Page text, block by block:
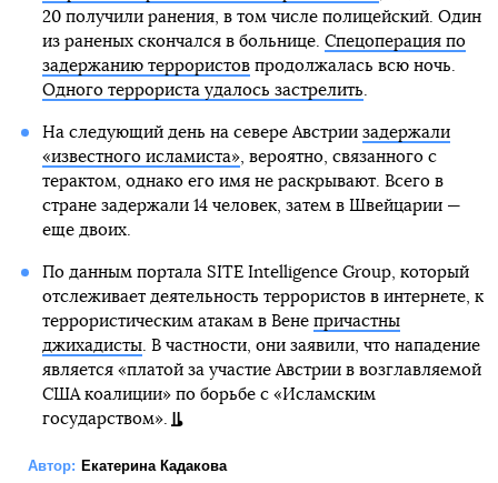
20 получили ранения, в том числе полицейский. Один
из раненых скончался в больнице. Спецоперация по
задержанию террористовпродолжалась всю ночь.
Одного террориста удалось застрелить.
На следующий день на севере Австрии задержали
«известного исламиста», вероятно, связанного с
терактом, однако его имя не раскрывают. Всего в
стране задержали 14 человек, затем в Швейцарии —
еще двоих.
По данным портала SITE Intelligence Group, который
отслеживает деятельность террористов в интернете, к
террористическим атакам в Вене причастны
джихадисты. В частности, они заявили, что нападение
является «платой за участие Австрии в возглавляемой
США коалиции» по борьбе с «Исламским
государством».
Автор: Екатерина Кадакова